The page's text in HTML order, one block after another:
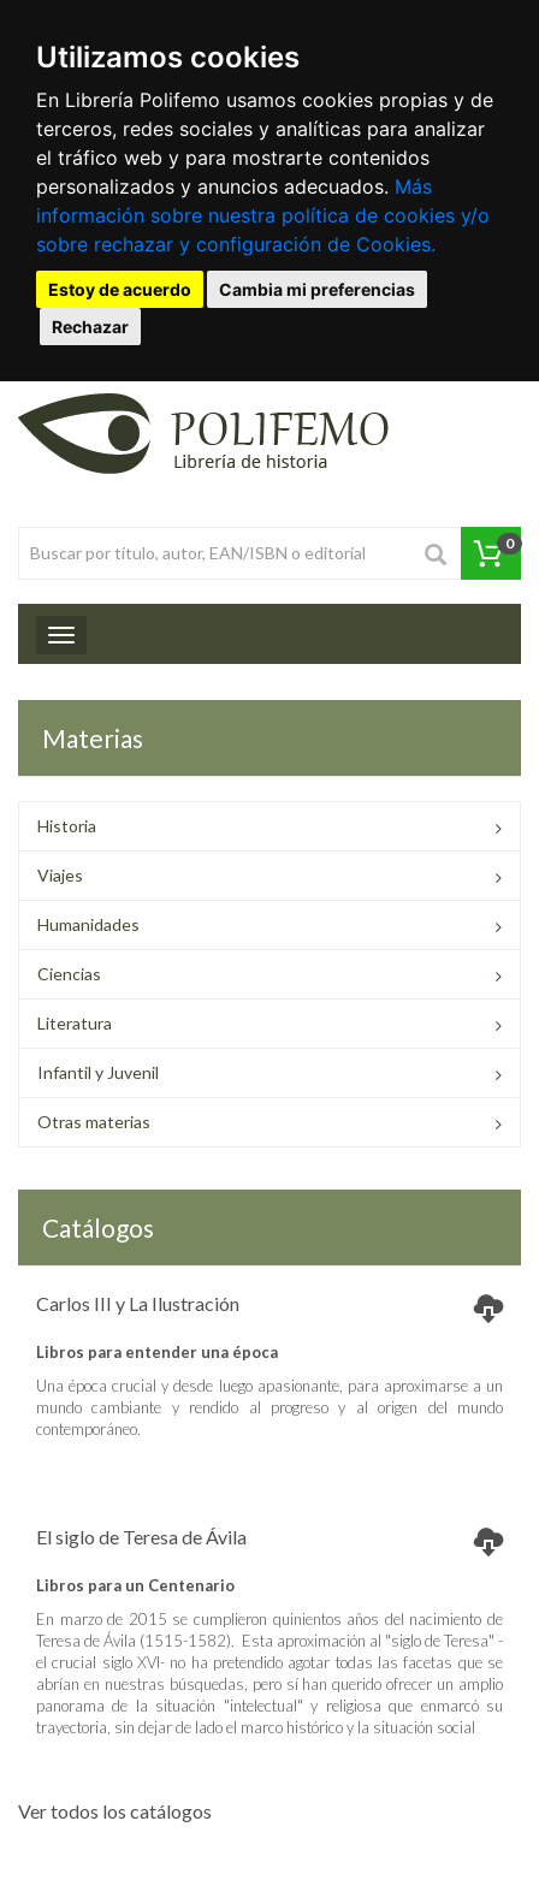
Utilizamos cookies
En Librería Polifemo usamos cookies propias y de
terceros, redes sociales y analíticas para analizar
el tráfico web y para mostrarte contenidos
personalizados y anuncios adecuados. Más
información sobre nuestra política de cookies y/o
sobre rechazar y configuración de Cookies.
Estoy de acuerdo
Cambia mi preferencias
Rechazar
0
Toggle navigation
Materias
Historia
Viajes
Humanidades
Ciencias
Literatura
Infantil y Juvenil
Otras materias
Catálogos
Carlos III y La Ilustración
Libros para entender una época
Una época crucial y desde luego apasionante, para aproximarse a un
mundo cambiante y rendido al progreso y al origen del mundo
contemporáneo.
El siglo de Teresa de Ávila
Libros para un Centenario
En marzo de 2015 se cumplieron quinientos años del nacimiento de
Teresa de Ávila (1515-1582). Esta aproximación al "siglo de Teresa" -
el crucial siglo XVI- no ha pretendido agotar todas las facetas que se
abrían en nuestras búsquedas, pero sí han querido ofrecer un amplio
panorama de la situación "intelectual" y religiosa que enmarcó su
trayectoria, sin dejar de lado el marco histórico y la situación social
Ver todos los catálogos